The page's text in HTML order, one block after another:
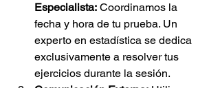
Especialista: Coordinamos la
fecha y hora de tu prueba. Un
experto en estadística se dedica
exclusivamente a resolver tus
ejercicios durante la sesión.